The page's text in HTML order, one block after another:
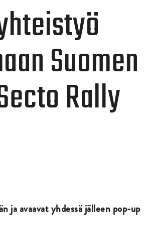
Suomen
Rally
ja avaavat yhdessä jälleen pop-up